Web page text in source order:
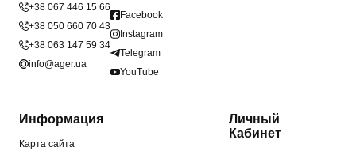
+38 067 446 15 66
+38 050 660 70 43
+38 063 147 59 34
info@ager.ua
Facebook
Instagram
Telegram
YouTube
Информация
Карта сайта
Личный
Кабинет